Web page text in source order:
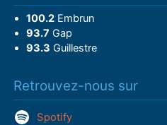
100.2Embrun
93.7 Gap
93.3 Guillestre
Retrouvez-nous sur
Spotify